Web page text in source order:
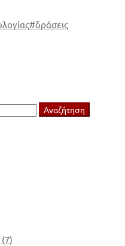
#δράσεις
Αναζήτηση
(7)